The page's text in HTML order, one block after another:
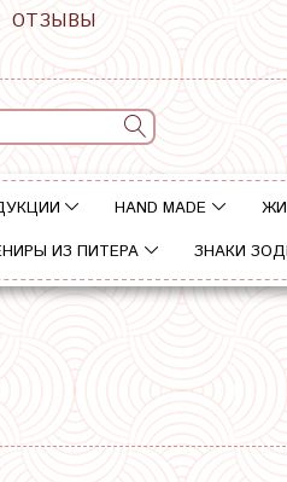
ОТЗЫВЫ
HAND MADE
ИЗ ПИТЕРА ЗНАКИ